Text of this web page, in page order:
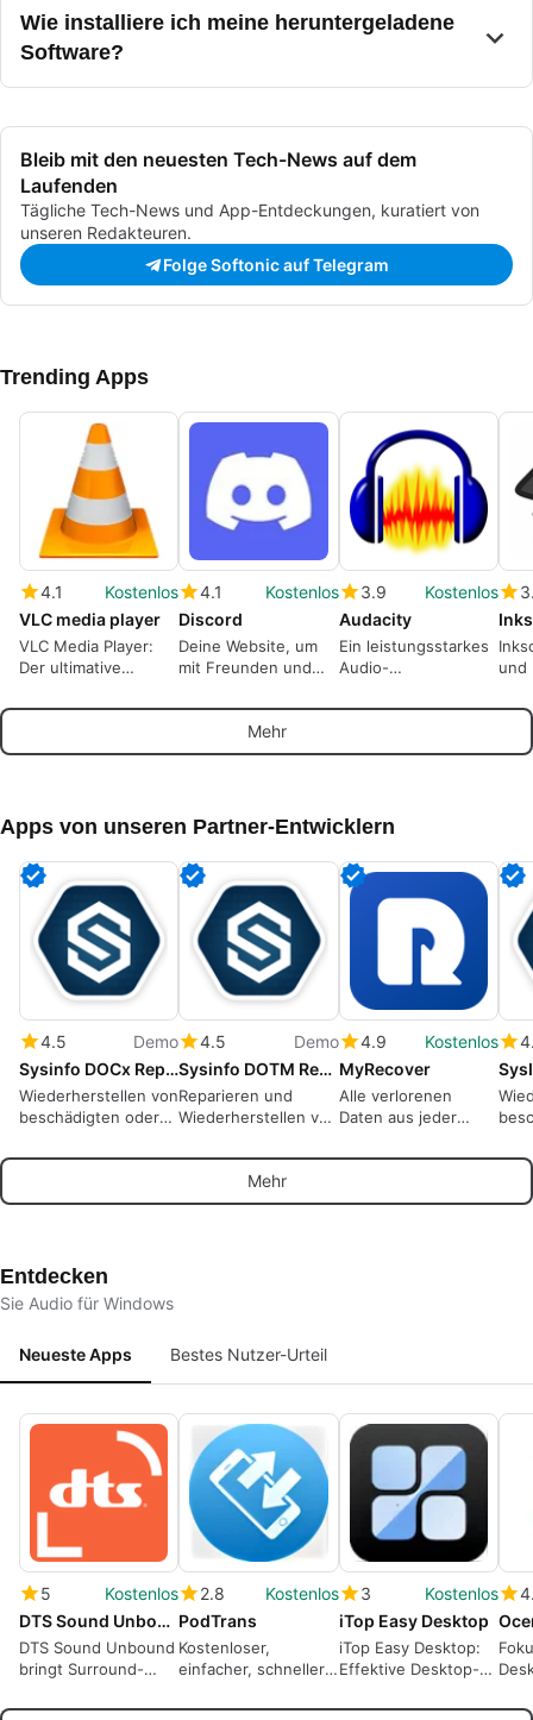
Wie installiere ich meine heruntergeladene
Software?
Bleib mit den neuesten Tech-News auf dem
Laufenden
Tägliche Tech-News und App-Entdeckungen, kuratiert von
unseren Redakteuren.
Folge Softonic auf Telegram
Trending Apps
4.1
Kostenlos
VLC media player
VLC Media Player:
Der ultimative
Mediaplayer
4.1
Kostenlos
Discord
Deine Website, um
mit Freunden und
sprechen.
3.9
Kostenlos
Audacity
Ein leistungsstarkes
Audio-
und
Mehr
Apps von unseren Partner-Entwicklern
4.5
Demo
Sysinfo DOCx Repair Tool
Wiederherstellen von
beschädigten oder
DOCX-Dateien
4.5
Demo
Sysinfo DOTM Repair Tool
Reparieren und
Wiederherstellen von
Word DOTM-Dateien
4.9
Kostenlos
MyRecover
Alle verlorenen
Daten aus jeder
wiederherstellen
und
Mehr
Entdecken
Sie Audio für Windows
Neueste Apps Bestes Nutzer-Urteil
5
Kostenlos
DTS Sound Unbound
DTS Sound Unbound
bringt Surround-
Spiele.
2.8
Kostenlos
PodTrans
Kostenloser,
einfacher, schneller
Transfer
3
Kostenlos
iTop Easy Desktop
iTop Easy Desktop:
Effektive Desktop-